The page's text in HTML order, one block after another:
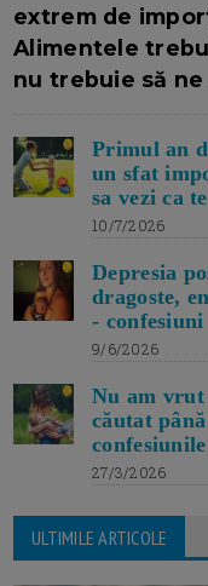
extrem de
Alimentele
nu trebuie să ne
Primul an
un sfat
sa vezi ca
10/7/2026
Depresia
dragoste,
- confesiuni
9/6/2026
Nu am vrut
căutat
27/3/2026
ULTIMILE ARTICOLE